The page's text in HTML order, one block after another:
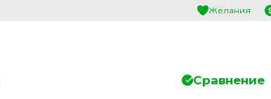
Желания
Сравнение